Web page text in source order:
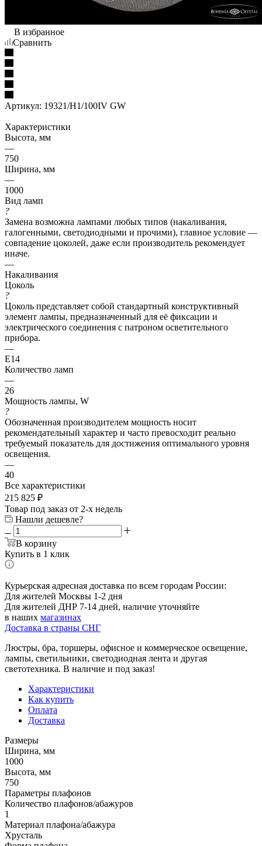
В избранное
Сравнить
Артикул: 19321/H1/100IV GW
Характеристики
Высота, мм
—
750
Ширина, мм
—
1000
Вид ламп
?
Замена возможна лампами любых типов (накаливания,
галогенными, светодиодными и прочими), главное условие —
совпадение цоколей, даже если производитель рекомендует
иначе.
—
Накаливания
Цоколь
?
Цоколь представляет собой стандартный конструктивный
элемент лампы, предназначенный для её фиксации и
электрического соединения с патроном осветительного
прибора.
—
E14
Количество ламп
—
26
Мощность лампы, W
?
Обозначенная производителем мощность носит
рекомендательный характер и часто превосходит реально
требуемый показатель для достижения оптимального уровня
освещения.
—
40
Все характеристики
215 825 ₽
Товар под заказ от 2-х недель
Нашли дешевле?
В корзину
Купить в 1 клик
Курьерская адресная доставка по всем городам России:
Для жителей Москвы 1-2 дня
Для жителей ДНР 7-14 дней, наличие уточняйте
в наших магазинах
Доставка в страны СНГ
Люстры, бра, торшеры, офисное и коммерческое освещение,
лампы, светильники, светодиодная лента и другая
светотехника. В наличие и под заказ!
Характеристики
Как купить
Оплата
Доставка
Размеры
Ширина, мм
1000
Высота, мм
750
Параметры плафонов
Количество плафонов/абажуров
1
Материал плафона/абажура
Хрусталь